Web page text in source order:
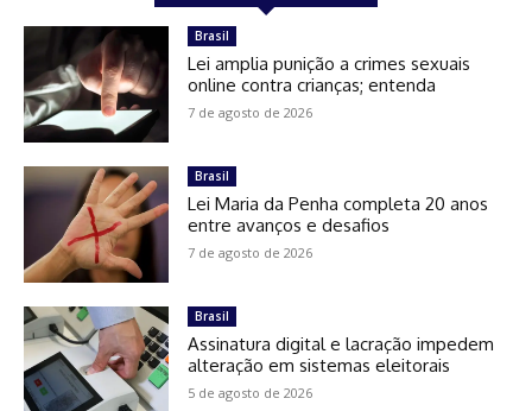
Brasil
Lei amplia punição a crimes sexuais
online contra crianças; entenda
7 de agosto de 2026
Brasil
Lei Maria da Penha completa 20 anos
entre avanços e desafios
7 de agosto de 2026
Brasil
Assinatura digital e lacração impedem
alteração em sistemas eleitorais
5 de agosto de 2026